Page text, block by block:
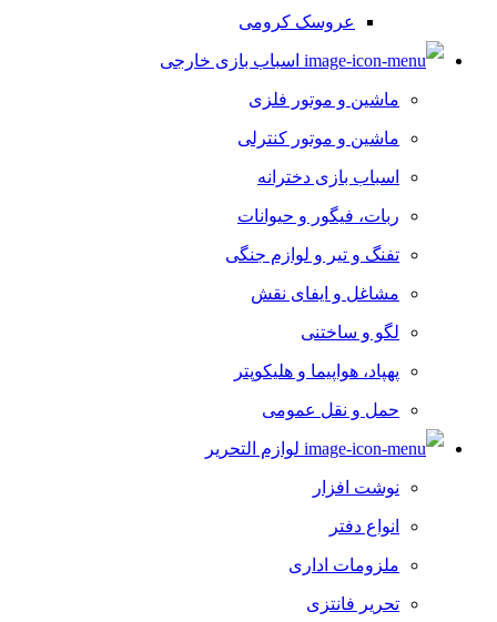
عروسک کرومی
اسباب بازی خارجی
ماشین و موتور فلزی
ماشین و موتور کنترلی
اسباب بازی دخترانه
ربات، فیگور و حیوانات
تفنگ و تیر و لوازم جنگی
مشاغل و ایفای نقش
لگو و ساختنی
پهپاد، هواپیما و هلیکوپتر
حمل و نقل عمومی
لوازم التحریر
نوشت افزار
انواع دفتر
ملزومات اداری
تحریر فانتزی